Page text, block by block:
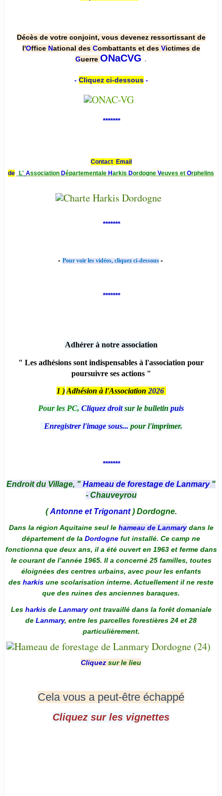
Décès de votre conjoint, vous devenez ressortissant de
l'Office National des Combattants et des Victimes de
Guerre ONaCVG .
- Cliquez ci-dessous-
*******
Contact Email
de
L' Association Départementale Harkis Dordogne Veuves et Orphelins
*******
- Pour voir les vidéos, cliquez ci-dessous -
*******
Adhérer à notre association
" Les adhésions sont indispensables à l'association pour
poursuivre ses actions "
1 ) Adhésion à l'Association 2026
Pour les PC, Cliquez droitsur le bulletin puis
Enregistrer l'image sous... pour l'imprimer.
*******
Endroit du Village, " Hameau de forestage de Lanmary "
- Chauveyrou
(Antonne et Trigonant) Dordogne.
Dans la région Aquitaine seul le hameau de Lanmarydans le
département de la Dordogne fut installé. Ce camp ne
fonctionna que deux ans, il a été ouvert en 1963 et ferme dans
le courant de l’année 1965. Il a concerné 25 familles, toutes
éloignées des centres urbains, avec pour les enfants
des harkis une scolarisation interne. Actuellement il ne reste
que des ruines des anciennes baraques.
Les harkis de Lanmaryont travaillé dans la forêt domaniale
de Lanmary, entre les parcelles forestières 24 et 28
particulièrement.
Cliquez sur le lieu
Cela vous a peut-être échappé
Cliquez sur les vignettes